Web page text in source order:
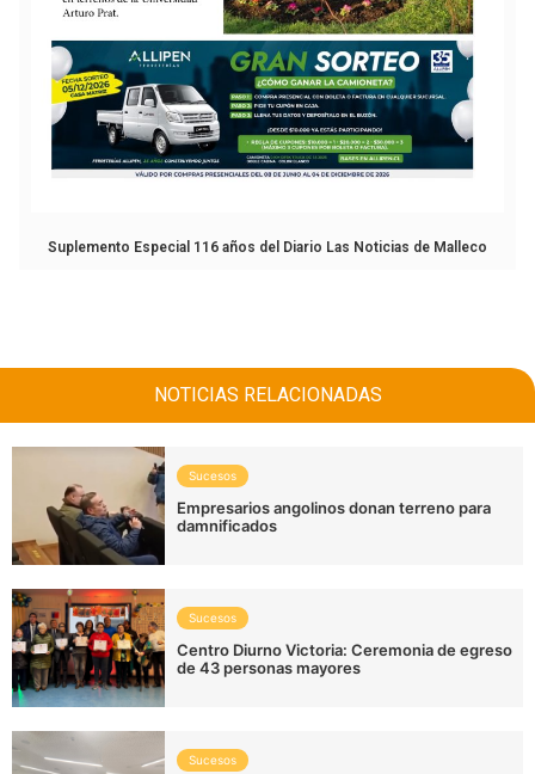
Suplemento Especial 116 años del Diario Las Noticias de Malleco
NOTICIAS RELACIONADAS
Sucesos
Empresarios angolinos donan terreno para
damnificados
Sucesos
Centro Diurno Victoria: Ceremonia de egreso
de 43 personas mayores
Sucesos